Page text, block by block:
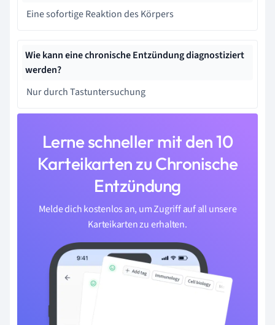
Eine sofortige Reaktion des Körpers
Wie kann eine chronische Entzündung diagnostiziert
werden?
Nur durch Tastuntersuchung
Lerne schneller mit den 10
Karteikarten zu Chronische
Entzündung
Melde dich kostenlos an, um Zugriff auf all unsere
Karteikarten zu erhalten.